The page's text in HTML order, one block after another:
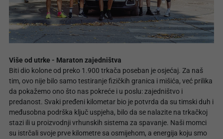
Više od utrke - Maraton zajedništva
Biti dio kolone od preko 1.900 trkača poseban je osjećaj. Za naš
tim, ovo nije bilo samo testiranje fizičkih granica i mišića, već prilika
da pokažemo ono što nas pokreće i u poslu: zajedništvo i
predanost. Svaki pređeni kilometar bio je potvrda da su timski duh i
međusobna podrška ključ uspjeha, bilo da se nalazite na trkačkoj
stazi ili u proizvodnji vrhunskih sistema za spavanje. Naši momci
su istrčali svoje prve kilometre sa osmijehom, a energija koju smo